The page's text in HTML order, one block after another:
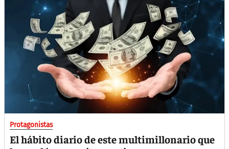
Protagonistas
El hábito diario de este multimillonario que